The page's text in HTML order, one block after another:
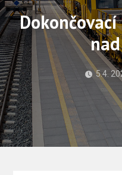
5.4.